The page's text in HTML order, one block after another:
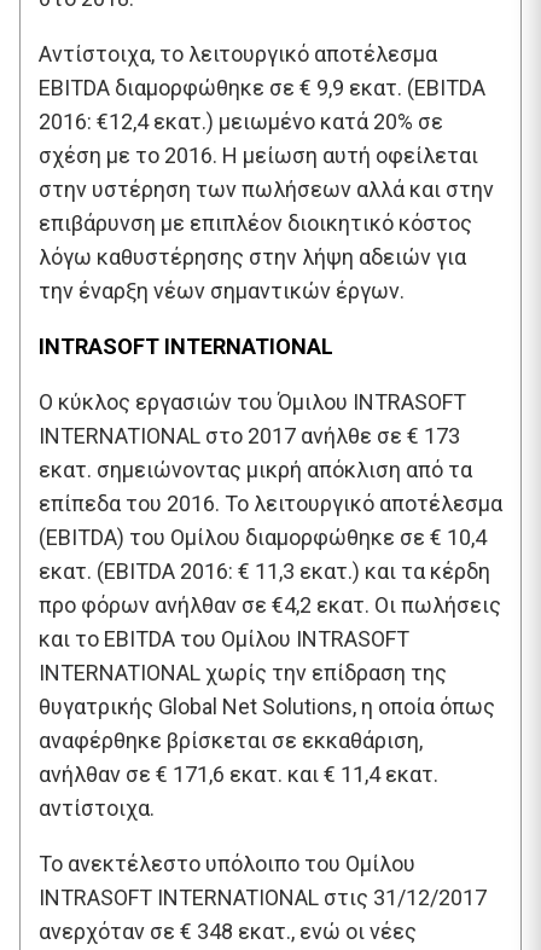
Αντίστοιχα, το λειτουργικό αποτέλεσμα
EBITDA διαμορφώθηκε σε € 9,9 εκατ. (EBITDA
2016: €12,4 εκατ.) μειωμένο κατά 20% σε
σχέση με το 2016. Η μείωση αυτή οφείλεται
στην υστέρηση των πωλήσεων αλλά και στην
επιβάρυνση με επιπλέον διοικητικό κόστος
λόγω καθυστέρησης στην λήψη αδειών για
την έναρξη νέων σημαντικών έργων.
INTRASOFT INTERNATIONAL
Ο κύκλος εργασιών του Όμιλου INTRASOFT
INTERNATIONAL στο 2017 ανήλθε σε € 173
εκατ. σημειώνοντας μικρή απόκλιση από τα
επίπεδα του 2016. Το λειτουργικό αποτέλεσμα
(EBITDA) του Ομίλου διαμορφώθηκε σε € 10,4
εκατ. (EBITDA 2016: € 11,3 εκατ.) και τα κέρδη
προ φόρων ανήλθαν σε €4,2 εκατ. Οι πωλήσεις
και το EBITDA του Ομίλου INTRASOFT
INTERNATIONAL χωρίς την επίδραση της
θυγατρικής Global Net Solutions, η οποία όπως
αναφέρθηκε βρίσκεται σε εκκαθάριση,
ανήλθαν σε € 171,6 εκατ. και € 11,4 εκατ.
αντίστοιχα.
To ανεκτέλεστο υπόλοιπο του Ομίλου
INTRASOFT INTERNATIONAL στις 31/12/2017
ανερχόταν σε € 348 εκατ., ενώ οι νέες